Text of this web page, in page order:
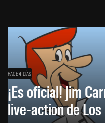
HACE 4 DÍAS
¡Es oficial! Jim
live-action de